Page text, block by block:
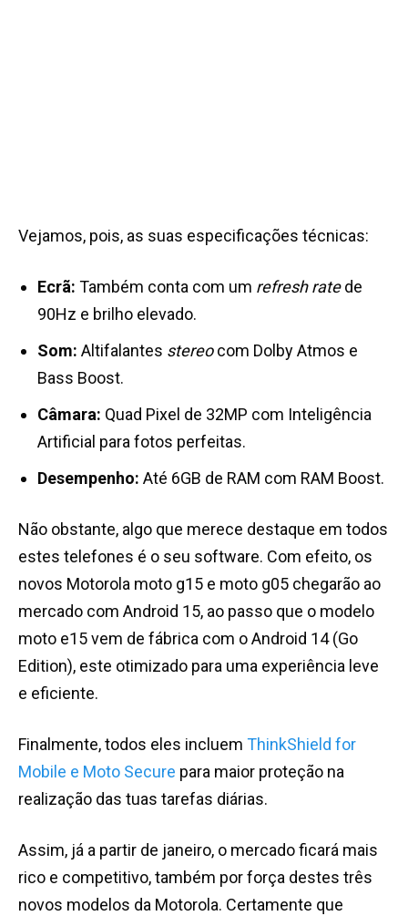
Vejamos, pois, as suas especificações técnicas:
Ecrã: Também conta com um refresh ratede
90Hz e brilho elevado.
Som: Altifalantes stereocom Dolby Atmos e
Bass Boost.
Câmara: Quad Pixel de 32MP com Inteligência
Artificial para fotos perfeitas.
Desempenho: Até 6GB de RAM com RAM Boost.
Não obstante, algo que merece destaque em todos
estes telefones é o seu software. Com efeito, os
novos Motorola moto g15 e moto g05 chegarão ao
mercado com Android 15, ao passo que o modelo
moto e15 vem de fábrica com o Android 14 (Go
Edition), este otimizado para uma experiência leve
e eficiente.
Finalmente, todos eles incluem ThinkShield for
Mobile e Moto Secure para maior proteção na
realização das tuas tarefas diárias.
Assim, já a partir de janeiro, o mercado ficará mais
rico e competitivo, também por força destes três
novos modelos da Motorola. Certamente que